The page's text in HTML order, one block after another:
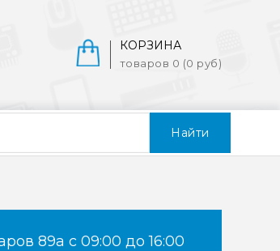
Найти
КОРЗИНА
товаров 0 (0 руб)
89а с 09:00 до 16:00